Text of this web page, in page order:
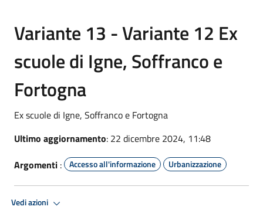
Variante 13 - Variante 12 Ex
scuole di Igne, Soffranco e
Fortogna
Ex scuole di Igne, Soffranco e Fortogna
Ultimo aggiornamento: 22 dicembre 2024, 11:48
Argomenti : Accesso all'informazione Urbanizzazione
Vedi azioni